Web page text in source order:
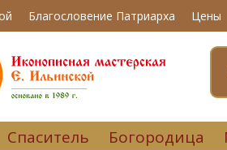
Благословение Патриарха Цены
Спаситель Богородица